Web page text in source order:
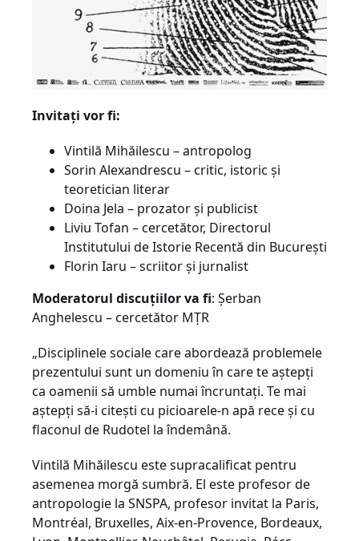
Invitaţi vor fi:
Vintilă Mihăilescu – antropolog
Sorin Alexandrescu – critic, istoric şi
teoretician literar
Doina Jela – prozator şi publicist
Liviu Tofan – cercetător, Directorul
Institutului de Istorie Recentă din Bucureşti
Florin Iaru – scriitor şi jurnalist
Moderatorul discuţiilor va fi: Şerban
Anghelescu – cercetător MŢR
„Disciplinele sociale care abordează problemele
prezentului sunt un domeniu în care te aştepţi
ca oamenii să umble numai încruntaţi. Te mai
aştepţi să-i citeşti cu picioarele-n apă rece şi cu
flaconul de Rudotel la îndemână.
Vintilă Mihăilescu este supracalificat pentru
asemenea morgă sumbră. El este profesor de
antropologie la SNSPA, profesor invitat la Paris,
Montréal, Bruxelles, Aix-en-Provence, Bordeaux,